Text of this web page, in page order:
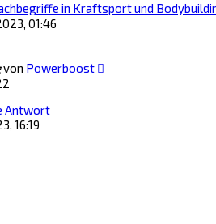
in Kraftsport und
01:46
von Powerboost
Antwort
16:19